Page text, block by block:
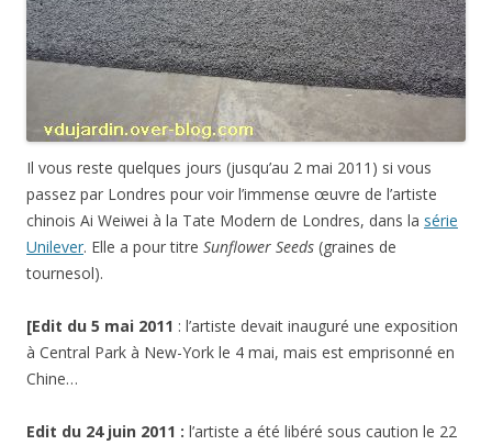
Il vous reste quelques jours (jusqu’au 2 mai 2011) si vous
passez par Londres pour voir l’immense œuvre de l’artiste
chinois Ai Weiwei à la Tate Modern de Londres, dans la série
Unilever. Elle a pour titre Sunflower Seeds (graines de
tournesol).
[Edit du 5 mai 2011 : l’artiste devait inauguré une exposition
à Central Park à New-York le 4 mai, mais est emprisonné en
Chine…
Edit du 24 juin 2011 : l’artiste a été libéré sous caution le 22